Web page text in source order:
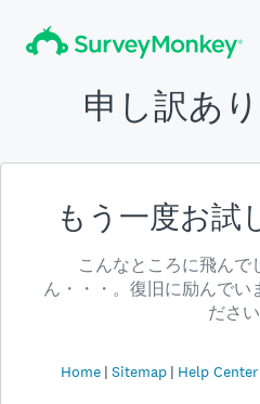
申し訳あ
もう一度お試
こんなところに飛んで
ん・・・。復旧に励んでい
ださい
Home Sitemap Help Center